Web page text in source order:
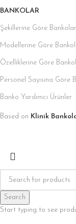
BANKOLAR
Şekillerine Göre Bankolar
Modellerine Göre
Özelliklerine Göre
Personel Sayısına Göre
Banko Yardımcı Ürünler
Based on Klinik
Search
Start typing to see